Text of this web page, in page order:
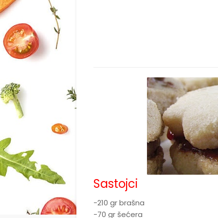
Sastojci
-210 gr brašna
-70 gr šećera